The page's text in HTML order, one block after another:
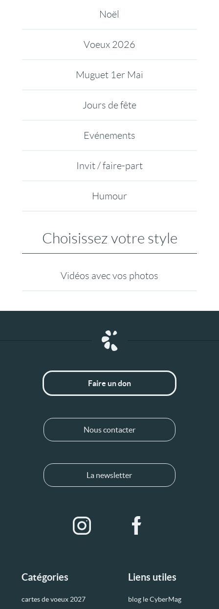
Noël
Voeux 2026
Muguet 1er Mai
Jours de fête
Evénements
Invit / faire-part
Humour
Choisissez votre style
Vidéos avec vos photos
Catégories
cartes de voeux 2027
Liens utiles
blog le CyberMag
Faire un don
Nous contacter
La newsletter